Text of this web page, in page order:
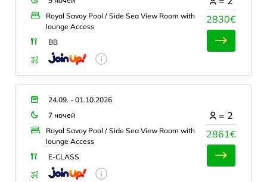
Royal Savoy Pool / Side Sea View Room with
lounge Access
BB
2830€
24.09. - 01.10.2026
7 ночей
Royal Savoy Pool / Side Sea View Room with
lounge Access
E-CLASS
2861€
= 2